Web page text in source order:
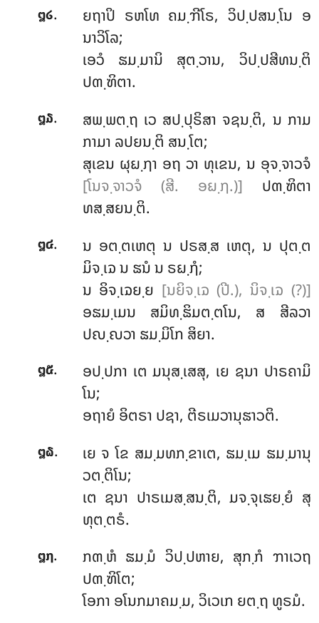
໘໒.
ຍຖາປິ ຣຫໂທ ຄມ຺ຠີໂຣ, ວິປ຺ປສນ຺ໂນ ອ
ນາວິໂລ;
ເອວໍ ຘມ຺ມານິ ສຸຕ຺ວານ, ວິປ຺ປສີທນ຺ຕິ
ປຓ຺ຑິຕາ.
໘໓. ສພ຺ພຕ຺ຖ ເວ ສປ຺ປຸຣິສາ ຈຊນ຺ຕິ, ນ ກາມ
ກາມາ ລປຍນ຺ຕິ ສນ຺ໂຕ;
ສຸເຂນ ຜຸຏ຺ຐາ ອຖ ວາ ທຸເຂນ, ນ ອຸຈ຺ຈາວຈໍ
[ໂນຈ຺ຈາວຈໍ (ສີ. ອຏ຺ຐ.)] ປຓ຺ຑິຕາ
ທສ຺ສຍນ຺ຕິ.
໘໔. ນ ອຕ຺ຕເຫຕຸ ນ ປຣສ຺ສ ເຫຕຸ, ນ ປຸຕ຺ຕ
ມິຈ຺ເຉ ນ ຘນໍ ນ ຣຏ຺ຐໍ;
ນ ອິຈ຺ເຉຍ຺ຍ [ນຍິຈ຺ເຉ (ປີ.), ນິຈ຺ເຉ (?)]
ອຘມ຺ເມນ ສມິທ຺ຘິມຕ຺ຕໂນ, ສ ສີລວາ
ປຎ຺ຎວາ ຘມ຺ມິໂກ ສິຍາ.
໘໕.
ອປ຺ປກາ ເຕ ມນຸສ຺ເສສຸ, ເຍ ຊນາ ປາຣຄາມິ
ໂນ;
ອຖາຍໍ ອິຕຣາ ປຊາ, ຕີຣເມວານຸຘາວຕິ.
໘໖. ເຍ ຈ ໂຂ ສມ຺ມທກ຺ຂາເຕ, ຘມ຺ເມ ຘມ຺ມານຸ
ວຕ຺ຕິໂນ;
ເຕ ຊນາ ປາຣເມສ຺ສນ຺ຕິ, ມຈ຺ຈຸເຘຍ຺ຍໍ ສຸ
ທຸຕ຺ຕຣໍ.
໘໗. ກຓ຺ຫໍ ຘມ຺ມໍ ວິປ຺ປຫາຍ, ສຸກ຺ກໍ ຠາເວຖ
ປຓ຺ຑິໂຕ;
ໂອກາ ອໂນກມາຄມ຺ມ, ວິເວເກ ຍຕ຺ຖ ທູຣມໍ.